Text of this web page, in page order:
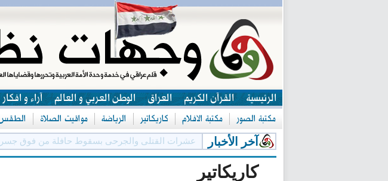
الرئيسية القرآن الكريم العراق الوطن العربي و العالم آراء و افكار
مكتبة الصور مكتبة الافلام كاريكاتير الرياضة مواقيت الصلاة
آخر الأخبار عشرات القتلى والجرحى بسقوط حافلة من فوق جسر
كاريكاتير